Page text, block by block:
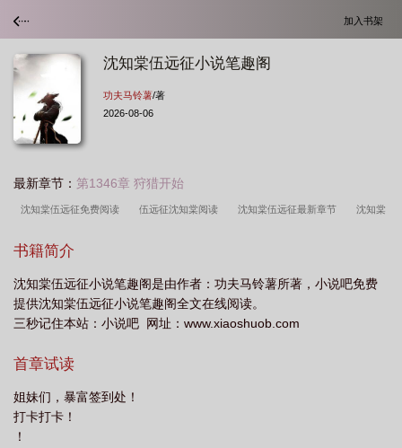
加入书架
沈知棠伍远征小说笔趣阁
功夫马铃薯/著
2026-08-06
最新章节： 第1346章 狩猎开始
沈知棠伍远征免费阅读 伍远征沈知棠阅读 沈知棠伍远征最新章节 沈知棠
字 伍远征沈知棠全文
免费阅读257章 沈知远短剧 沈知棠伍远征里妯娌几个 沈知棠伍远征里兄弟
情
书籍简介
沈知棠伍远征小说笔趣阁是由作者：功夫马铃薯所著，小说吧免费
提供沈知棠伍远征小说笔趣阁全文在线阅读。
三秒记住本站：小说吧 网址：www.xiaoshuob.com
首章试读
姐妹们，暴富签到处！
打卡打卡！
！